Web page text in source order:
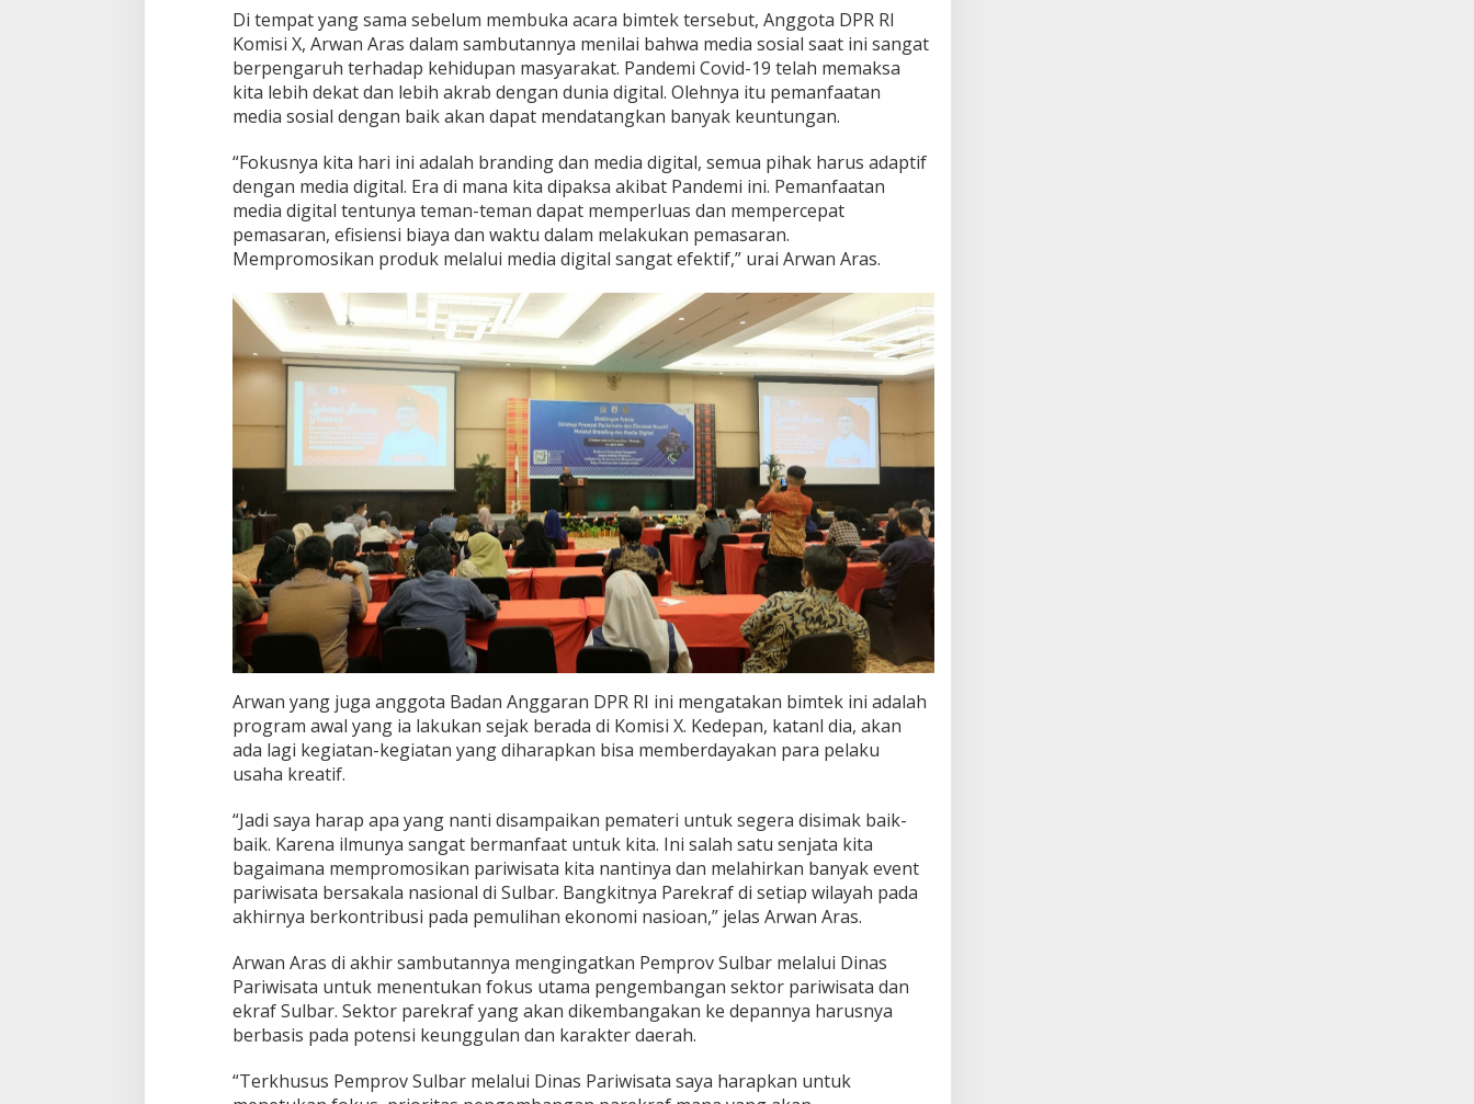
Di tempat yang sama sebelum membuka acara bimtek tersebut, Anggota DPR RI
Komisi X, Arwan Aras dalam sambutannya menilai bahwa media sosial saat ini sangat
berpengaruh terhadap kehidupan masyarakat. Pandemi Covid-19 telah memaksa
kita lebih dekat dan lebih akrab dengan dunia digital. Olehnya itu pemanfaatan
media sosial dengan baik akan dapat mendatangkan banyak keuntungan.
“Fokusnya kita hari ini adalah branding dan media digital, semua pihak harus adaptif
dengan media digital. Era di mana kita dipaksa akibat Pandemi ini. Pemanfaatan
media digital tentunya teman-teman dapat memperluas dan mempercepat
pemasaran, efisiensi biaya dan waktu dalam melakukan pemasaran.
Mempromosikan produk melalui media digital sangat efektif,” urai Arwan Aras.
Arwan yang juga anggota Badan Anggaran DPR RI ini mengatakan bimtek ini adalah
program awal yang ia lakukan sejak berada di Komisi X. Kedepan, katanl dia, akan
ada lagi kegiatan-kegiatan yang diharapkan bisa memberdayakan para pelaku
usaha kreatif.
“Jadi saya harap apa yang nanti disampaikan pemateri untuk segera disimak baik-
baik. Karena ilmunya sangat bermanfaat untuk kita. Ini salah satu senjata kita
bagaimana mempromosikan pariwisata kita nantinya dan melahirkan banyak event
pariwisata bersakala nasional di Sulbar. Bangkitnya Parekraf di setiap wilayah pada
akhirnya berkontribusi pada pemulihan ekonomi nasioan,” jelas Arwan Aras.
Arwan Aras di akhir sambutannya mengingatkan Pemprov Sulbar melalui Dinas
Pariwisata untuk menentukan fokus utama pengembangan sektor pariwisata dan
ekraf Sulbar. Sektor parekraf yang akan dikembangakan ke depannya harusnya
berbasis pada potensi keunggulan dan karakter daerah.
“Terkhusus Pemprov Sulbar melalui Dinas Pariwisata saya harapkan untuk